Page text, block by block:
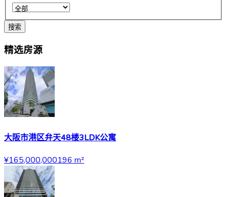
搜索
精选房源
大阪市港区弁天48楼3LDK公寓
¥165,000,000196 m²